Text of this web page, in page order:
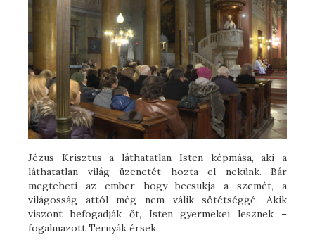
Jézus Krisztus a láthatatlan Isten képmása, aki a
láthatatlan világ üzenetét hozta el nekünk. Bár
megteheti az ember hogy becsukja a szemét, a
világosság attól még nem válik sötétséggé. Akik
viszont befogadják őt, Isten gyermekei lesznek –
fogalmazott Ternyák érsek.